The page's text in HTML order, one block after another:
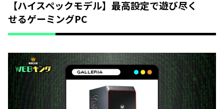
【ハイスペックモデル】最高設定で遊び尽く
せるゲーミングPC